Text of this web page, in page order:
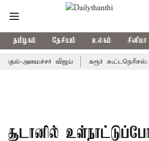
தமிழகம் தேசியம் உலகம் சினிமா
முதல்-அமைச்சர் விஜய் கரூர்
சூடானில்